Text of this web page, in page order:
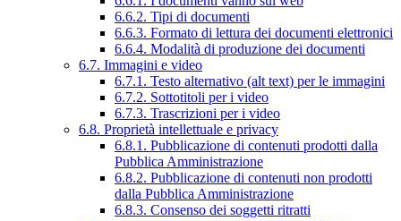
6.6.2. Tipi di documenti
6.6.3. Formato di lettura dei documenti elettronici
6.6.4. Modalità di produzione dei documenti
6.7. Immagini e video
6.7.1. Testo alternativo (alt text) per le immagini
6.7.2. Sottotitoli per i video
6.7.3. Trascrizioni per i video
6.8. Proprietà intellettuale e privacy
6.8.1. Pubblicazione di contenuti prodotti dalla
Pubblica Amministrazione
6.8.2. Pubblicazione di contenuti non prodotti
dalla Pubblica Amministrazione
6.8.3. Consenso dei soggetti ritratti